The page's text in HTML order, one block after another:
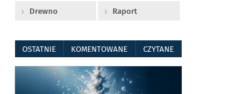
Drewno Raport
OSTATNIE KOMENTOWANE CZYTANE